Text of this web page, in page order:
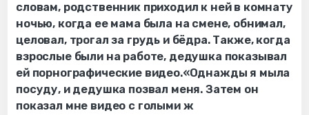
словам, родственник приходил к ней в комнату
ночью, когда ее мама была на смене, обнимал,
целовал, трогал за грудь и бёдра. Также, когда
взрослые были на работе, дедушка показывал
ей порнографические видео.«Однажды я мыла
посуду, и дедушка позвал меня. Затем он
показал мне видео с голыми ж